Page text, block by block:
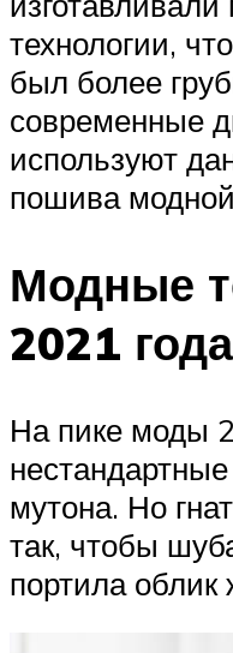
технологии,
был более
современные
используют
пошива
Модные
2021 года
На пике моды
мутона. Но
так, чтобы
портила